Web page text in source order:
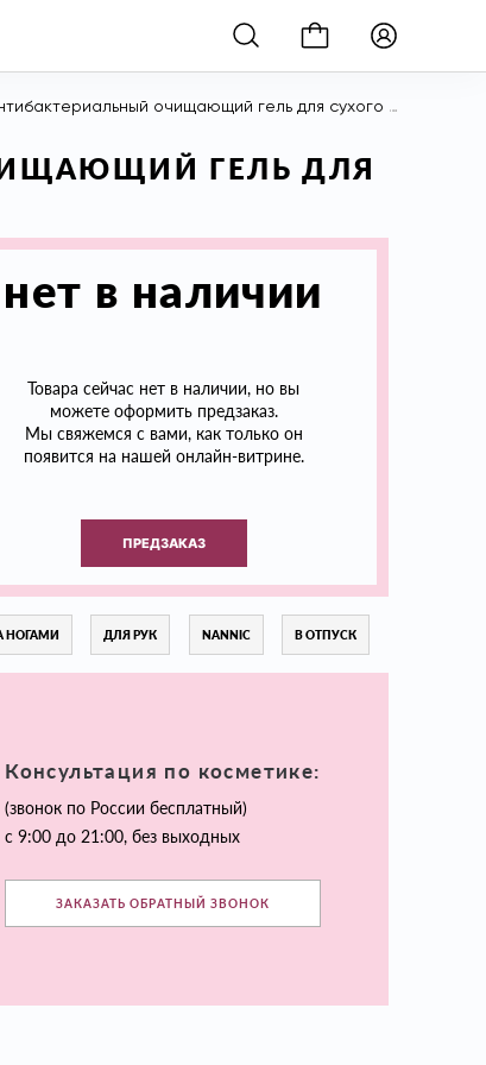
очищающий гель для сухого мытья рук, аромат «Дыня», 50 мл
ГЕЛЬ ДЛЯ
нет в наличии
Товара сейчас нет в наличии, но вы
можете оформить предзаказ.
Мы свяжемся с вами, как только он
появится на нашей онлайн-витрине.
ПРЕДЗАКАЗ
НОГАМИ ДЛЯ РУК NANNIC В ОТПУСК
Консультация по косметике:
(звонок по России бесплатный)
с 9:00 до 21:00, без выходных
ЗАКАЗАТЬ ОБРАТНЫЙ ЗВОНОК